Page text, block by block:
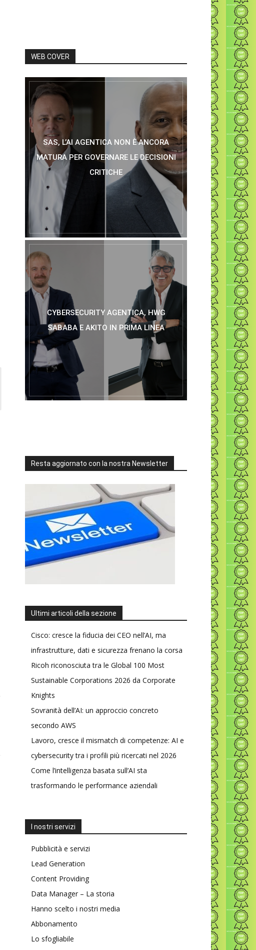
WEB COVER
SAS, L’AI AGENTICA NON È ANCORA
MATURA PER GOVERNARE LE DECISIONI
CRITICHE
CYBERSECURITY AGENTICA, HWG
SABABA E AKITO IN PRIMA LINEA
Resta aggiornato con la nostra Newsletter
Ultimi articoli della sezione
Cisco: cresce la fiducia dei CEO nell’AI, ma
infrastrutture, dati e sicurezza frenano la corsa
Ricoh riconosciuta tra le Global 100 Most
Sustainable Corporations 2026 da Corporate
Knights
Sovranità dell’AI: un approccio concreto
secondo AWS
Lavoro, cresce il mismatch di competenze: AI e
cybersecurity tra i profili più ricercati nel 2026
Come l’intelligenza basata sull’AI sta
trasformando le performance aziendali
I nostri servizi
Pubblicità e servizi
Lead Generation
Content Providing
Data Manager – La storia
Hanno scelto i nostri media
Abbonamento
Lo sfogliabile